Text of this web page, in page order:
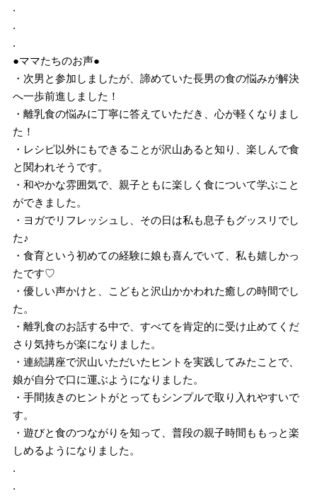
.
.
.
●ママたちのお声●
・次男と参加しましたが、諦めていた長男の食の悩みが解決
へ一歩前進しました！
・離乳食の悩みに丁寧に答えていただき、心が軽くなりまし
た！
・レシピ以外にもできることが沢山あると知り、楽しんで食
と関われそうです。
・和やかな雰囲気で、親子ともに楽しく食について学ぶこと
ができました。
・ヨガでリフレッシュし、その日は私も息子もグッスリでし
た♪
・食育という初めての経験に娘も喜んでいて、私も嬉しかっ
たです♡
・優しい声かけと、こどもと沢山かかわれた癒しの時間でし
た。
・離乳食のお話する中で、すべてを肯定的に受け止めてくだ
さり気持ちが楽になりました。
・連続講座で沢山いただいたヒントを実践してみたことで、
娘が自分で口に運ぶようになりました。
・手間抜きのヒントがとってもシンプルで取り入れやすいで
す。
・遊びと食のつながりを知って、普段の親子時間ももっと楽
しめるようになりました。
.
.